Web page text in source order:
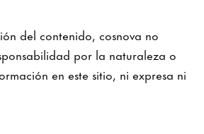
del contenido, cosnova no
por la naturaleza o
en este sitio, ni expresa ni